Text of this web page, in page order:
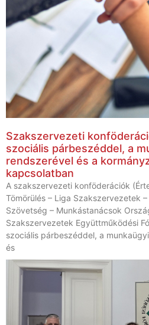
Szakszervezeti
szociális párbeszéddel, a
rendszerével és a
kapcsolatban
A szakszervezeti konföderációk
Tömörülés – Liga Szakszervezetek
Szövetség – Munkástanácsok
Szakszervezetek Együttműködési
szociális párbeszéddel, a
és